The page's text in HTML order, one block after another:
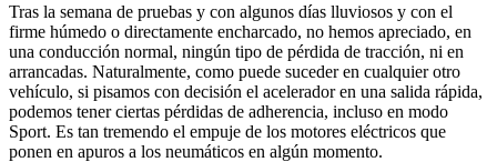
Tras la semana de pruebas y con algunos días lluviosos y con el
firme húmedo o directamente encharcado, no hemos apreciado, en
una conducción normal, ningún tipo de pérdida de tracción, ni en
arrancadas. Naturalmente, como puede suceder en cualquier otro
vehículo, si pisamos con decisión el acelerador en una salida rápida,
podemos tener ciertas pérdidas de adherencia, incluso en modo
Sport. Es tan tremendo el empuje de los motores eléctricos que
ponen en apuros a los neumáticos en algún momento.